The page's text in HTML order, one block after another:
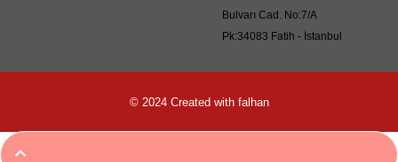
Bulvarı Cad. No:7/A
Pk:34083 Fatih - İstanbul
© 2024 Created withfalhan